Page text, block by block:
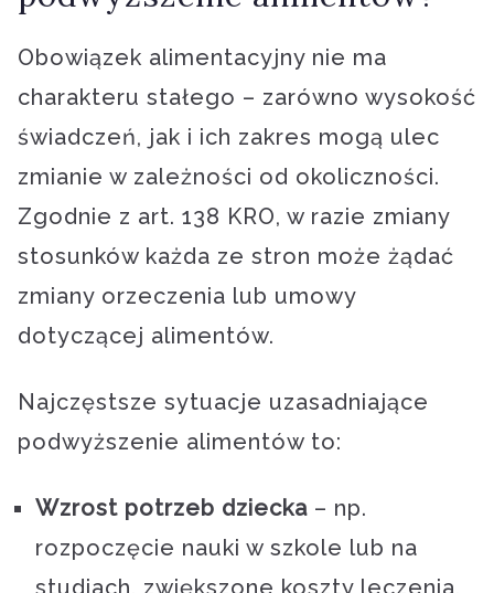
Obowiązek alimentacyjny nie ma
charakteru stałego – zarówno wysokość
świadczeń, jak i ich zakres mogą ulec
zmianie w zależności od okoliczności.
Zgodnie z art. 138 KRO, w razie zmiany
stosunków każda ze stron może żądać
zmiany orzeczenia lub umowy
dotyczącej alimentów.
Najczęstsze sytuacje uzasadniające
podwyższenie alimentów to:
Wzrost potrzeb dziecka – np.
rozpoczęcie nauki w szkole lub na
studiach, zwiększone koszty leczenia,